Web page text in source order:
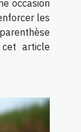
occasion
les
article